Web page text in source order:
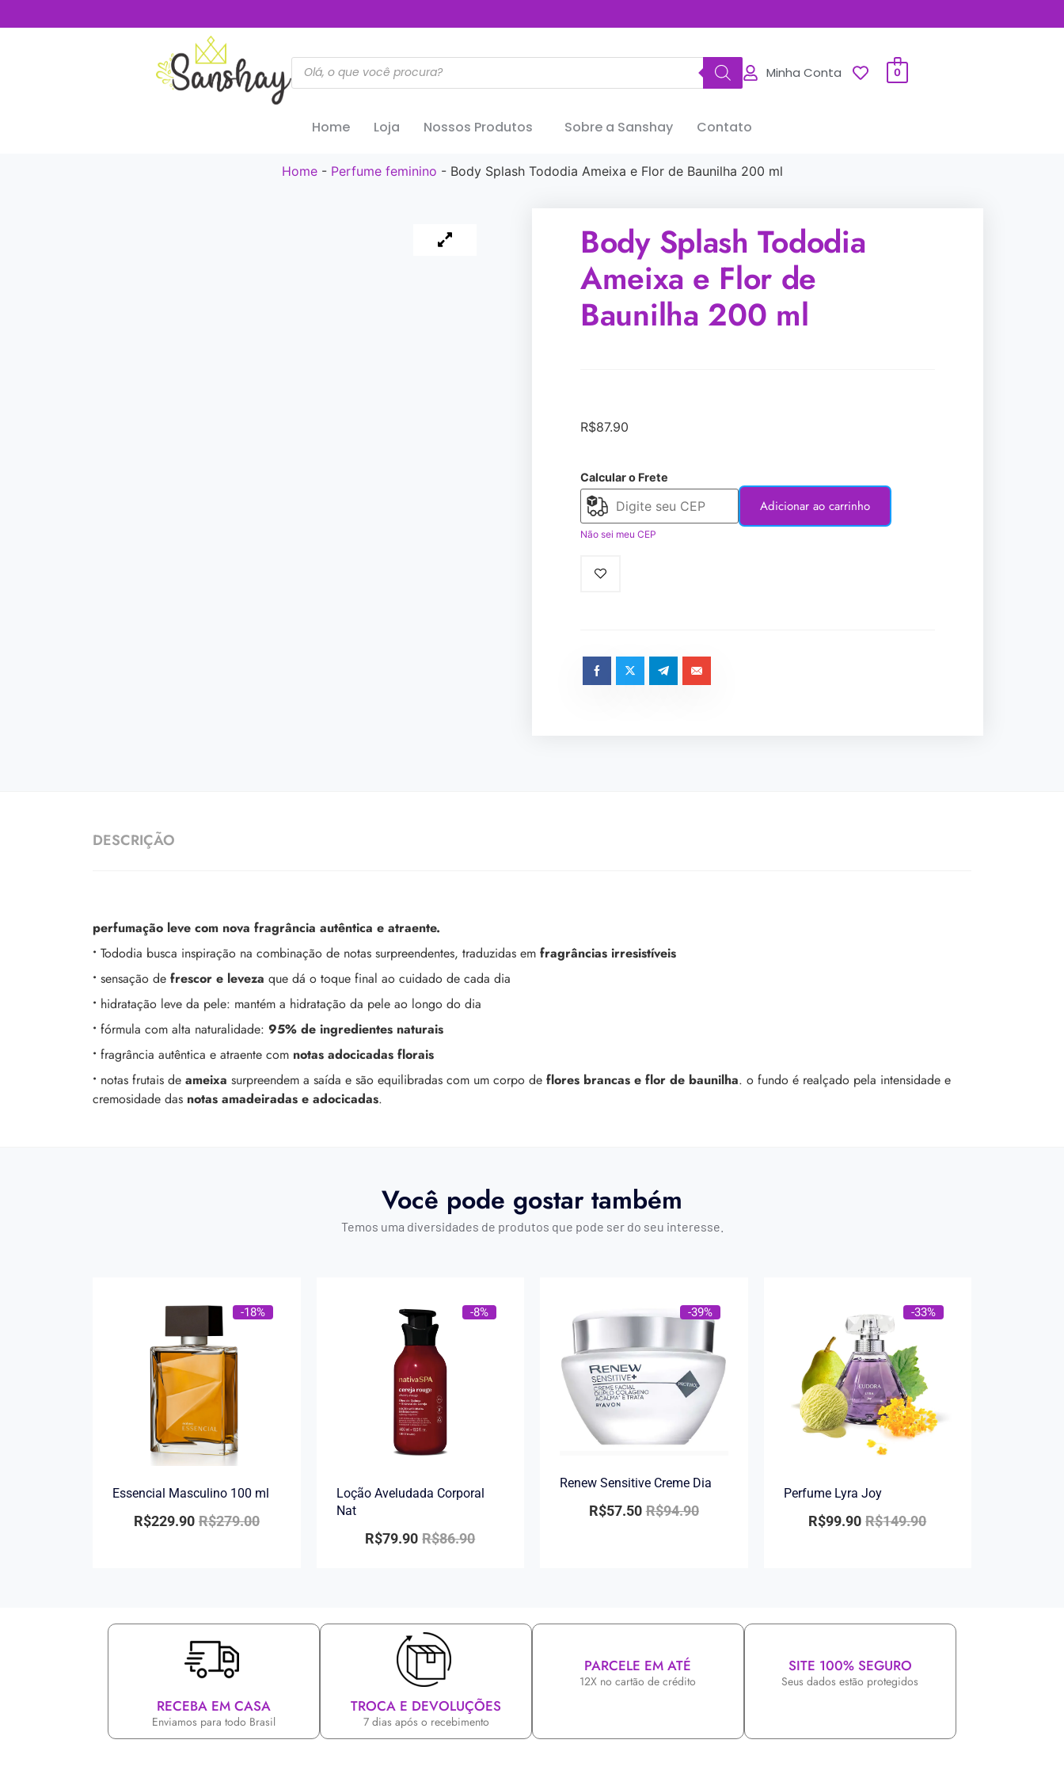
Minha Conta 0
Home Loja Nossos Produtos Sobre a Sanshay Contato
Home- Perfume feminino - Body Splash Tododia Ameixa e Flor de Baunilha 200 ml
Body Splash Tododia
Ameixa e Flor de
Baunilha 200 ml
R$87.90
Calcular o Frete
Não sei meu CEP
Adicionar ao carrinho
DESCRIÇÃO
perfumação leve com nova fragrância autêntica e atraente.
• Tododia busca inspiração na combinação de notas surpreendentes, traduzidas em fragrâncias irresistíveis
• sensação de frescor e leveza que dá o toque final ao cuidado de cada dia
• hidratação leve da pele: mantém a hidratação da pele ao longo do dia
• fórmula com alta naturalidade: 95% de ingredientes naturais
• fragrância autêntica e atraente com notas adocicadas florais
• notas frutais de ameixa surpreendem a saída e são equilibradas com um corpo de flores brancas e flor de baunilha. o fundo é realçado pela intensidade e
cremosidade das notas amadeiradas e adocicadas.
Você pode gostar também
Temos uma diversidades de produtos que pode ser do seu interesse.
-18%
Essencial Masculino 100 ml
R$279.00
R$229.90
-8%
Loção Aveludada Corporal
Nat
R$86.90
R$79.90
-39%
Renew Sensitive Creme Dia
R$94.90
R$57.50
-33%
Perfume Lyra Joy
R$149.90
R$99.90
RECEBA EM CASA
Enviamos para todo Brasil
TROCA E DEVOLUÇÕES
7 dias após o recebimento
PARCELE EM ATÉ
12X no cartão de crédito
SITE 100% SEGURO
Seus dados estão protegidos